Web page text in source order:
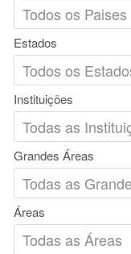
Estados
Instituições
Grandes Áreas
Áreas